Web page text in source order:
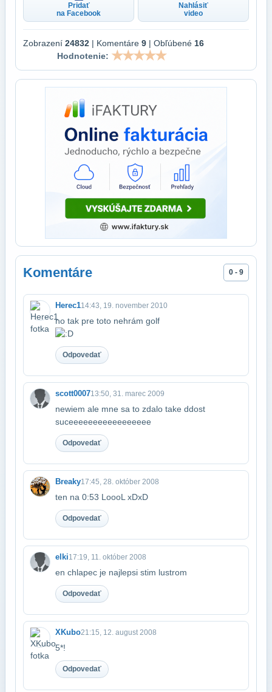
Pridať
na Facebook
Nahlásiť
video
Zobrazení 24832 | Komentáre 9 | Obľúbené 16
Hodnotenie:
Komentáre 0 - 9
Herec114:43, 19. november 2010
no tak pre toto nehrám golf
Odpovedať
scott000713:50, 31. marec 2009
newiem ale mne sa to zdalo take ddost
suceeeeeeeeeeeeeeeee
Odpovedať
Breaky17:45, 28. október 2008
ten na 0:53 LoooL xDxD
Odpovedať
elki17:19, 11. október 2008
en chlapec je najlepsi stim lustrom
Odpovedať
XKubo21:15, 12. august 2008
5*!
Odpovedať